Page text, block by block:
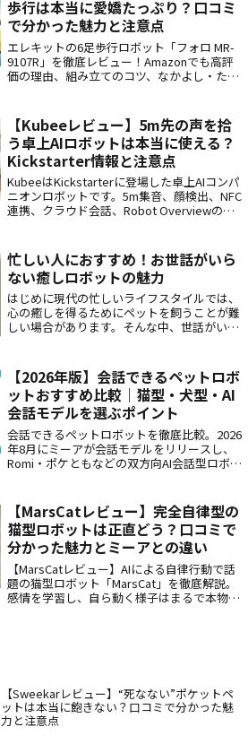
です。
歩行は本当に愛嬌たっぷり？口コミ
で分かった魅力と注意点
エレキットの6足歩行ロボット「フォロ MR-
9107R」を徹底レビュー！Amazonでも高評
価の理由、組み立てのコツ、なかよし・たん
育やホビーとしての魅力を深掘り。電子工作
を始めるなら、まずはこの一台から！
【Kubeeレビュー】5m先の声を拾
う卓上AIロボットは本当に使える？
Kickstarter情報と注意点
KubeeはKickstarterに登場した卓上AIコンパ
ニオンロボットです。5m集音、顔検出、NFC
連携、クラウド会話、Robot Overviewの各
条件、Miaとの違いなど、購入前に見るべき
点を詳しくまとめます。
忙しい人におすすめ！お世話がいら
ない癒しロボットの魅力
はじめに現代の忙しいライフスタイルでは、
心の癒しを得るためにペットを飼うことが難
しい場合があります。そんな中、世話がいら
の安らぎを提供してくれる、新しいパート
ナ...
【2026年版】会話できるペットロボ
ットおすすめ比較｜猫型・犬型・AI
会話モデルを選ぶポイント
会話できるペットロボットを徹底比較。2026
年8月にミーアが会話モデルをリリースし、
Romi・ポケともなどの双方向AI会話型ロボッ
し、猫型・犬型ペットロボットの中から自分
に合う1台を選ぶポイントと使い分けを詳し
く解説していきます。
【MarsCatレビュー】完全自律型の
猫型ロボットは正直どう？口コミで
分かった魅力とミーアとの違い
【MarsCatレビュー】AIによる自律行動で話
題の猫型ロボット「MarsCat」を徹底解説。
感情を学習し、自ら動く様子はまるで本物の
【Sweekarレビュー】“死なない”ポケットペ
ットは本当に飽きない？口コミで分かった魅
力と注意点